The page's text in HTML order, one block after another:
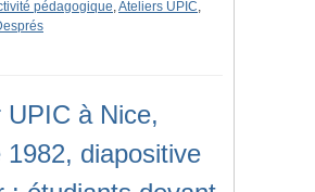
pédagogique,Ateliers UPIC,
UPIC à Nice,
1982, diapositive